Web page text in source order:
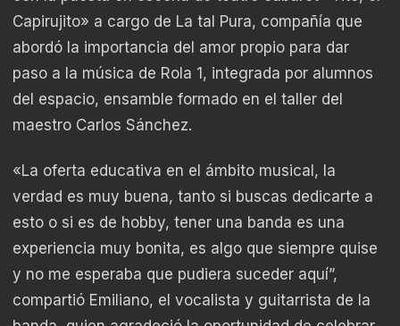
Capirujito» a cargo de La tal Pura, compañía que
abordó la importancia del amor propio para dar
paso a la música de Rola 1, integrada por alumnos
del espacio, ensamble formado en el taller del
maestro Carlos Sánchez.
«La oferta educativa en el ámbito musical, la
verdad es muy buena, tanto si buscas dedicarte a
esto o si es de hobby, tener una banda es una
experiencia muy bonita, es algo que siempre quise
y no me esperaba que pudiera suceder aquí”,
compartió Emiliano, el vocalista y guitarrista de la